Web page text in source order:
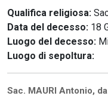
Qualifica religiosa:
Data del decesso: 18
Luogo del decesso:
Luogo di sepoltura:
Sac. MAURI Antonio,